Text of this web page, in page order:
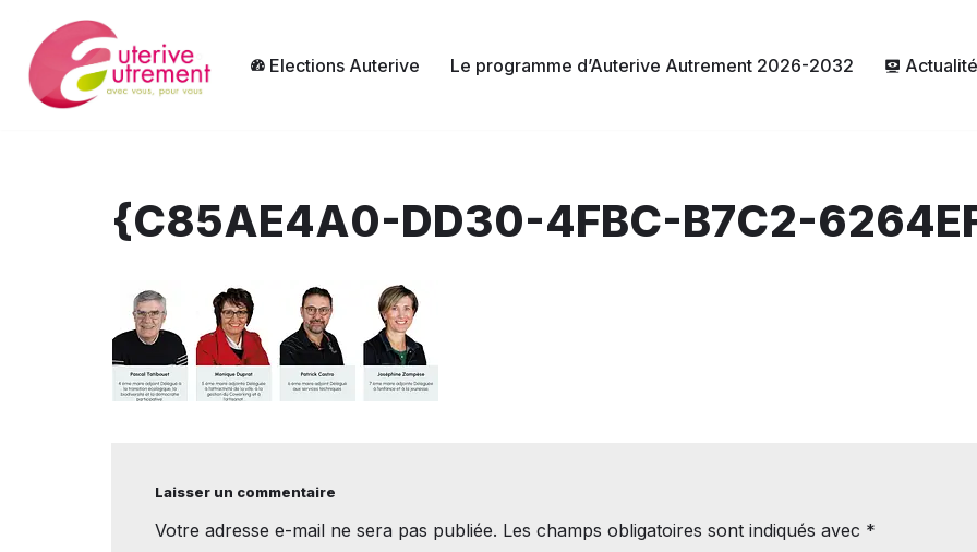
Aller
au
Elections Auterive Le programme d’Auterive Autrement 2026-2032
{C85AE4A0-DD30-4FBC-B7C2-
Laisser un commentaire
Votre adresse e-mail ne sera pas publiée. Les champs obligatoires sont indiqués avec *